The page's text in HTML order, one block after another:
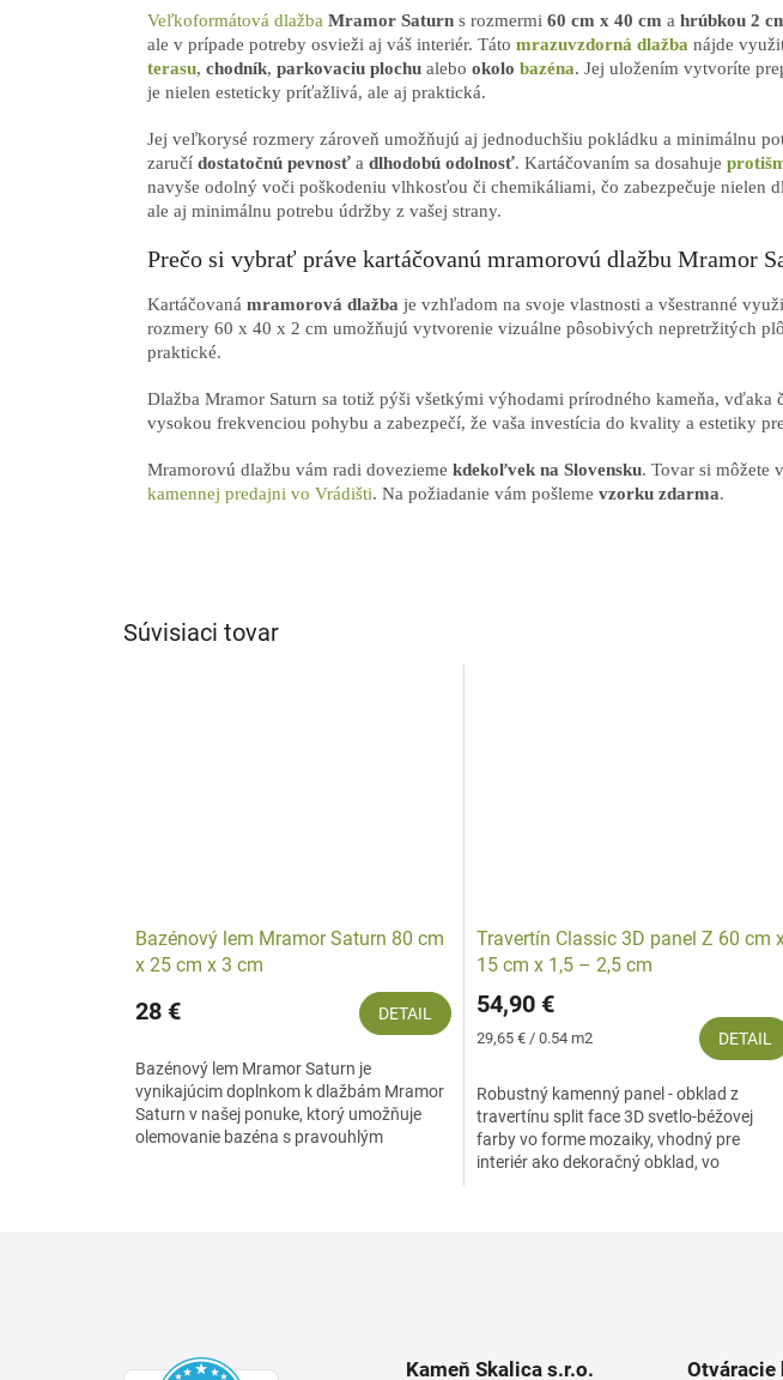
Veľkoformátová dlažba Mramor Saturn s rozmermi 60 cm x 40 cm a hrúbkou 2
ale v prípade potreby osvieži aj váš interiér. Táto mrazuvzdorná dlažba nájde
terasu, chodník, parkovaciu plochu alebo okolo bazéna. Jej uložením vytvoríte
je nielen esteticky príťažlivá, ale aj praktická.
Jej veľkorysé rozmery zároveň umožňujú aj jednoduchšiu pokládku a minimálnu
zaručí dostatočnú pevnosť a dlhodobú odolnosť. Kartáčovaním sa dosahuje
navyše odolný voči poškodeniu vlhkosťou či chemikáliami, čo zabezpečuje nielen
ale aj minimálnu potrebu údržby z vašej strany.
Prečo si vybrať práve kartáčovanú mramorovú dlažbu Mramor
Kartáčovaná mramorová dlažba je vzhľadom na svoje vlastnosti a všestranné
rozmery 60 x 40 x 2 cm umožňujú vytvorenie vizuálne pôsobivých nepretržitých
praktické.
Dlažba Mramor Saturn sa totiž pýši všetkými výhodami prírodného kameňa, vďaka
vysokou frekvenciou pohybu a zabezpečí, že vaša investícia do kvality a estetiky
Mramorovú dlažbu vám radi dovezieme kdekoľvek na Slovensku. Tovar si môžete
kamennej predajni vo Vrádišti. Na požiadanie vám pošleme vzorku zdarma.
Súvisiaci tovar
Bazénový lem Mramor Saturn 80 cm
x 25 cm x 3 cm
28 € DETAIL
Bazénový lem Mramor Saturn je
vynikajúcim doplnkom k dlažbám Mramor
Saturn v našej ponuke, ktorý umožňuje
olemovanie bazéna s pravouhlým
Travertín Classic 3D panel Z 60 cm
15 cm x 1,5 – 2,5 cm
54,90 €
Jednotková
29,65 € / 0.54 m2 DETAIL
Robustný kamenný panel - obklad z
travertínu split face 3D svetlo-béžovej
farby vo forme mozaiky, vhodný pre
interiér ako dekoračný obklad, vo
Kameň Skalica s.r.o. Otváracie